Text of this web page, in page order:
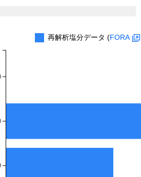
再解析塩分データ (FORA